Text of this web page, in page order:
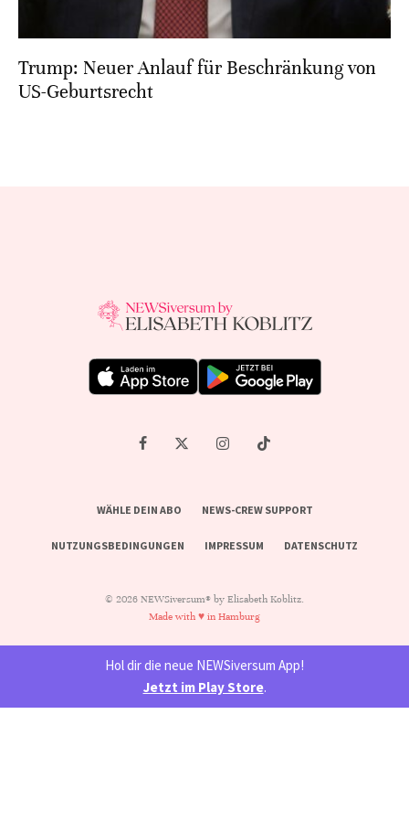
Trump: Neuer Anlauf für Beschränkung von
US-Geburtsrecht
WÄHLE DEIN ABO NEWS-CREW SUPPORT
NUTZUNGSBEDINGUNGEN IMPRESSUM DATENSCHUTZ
© 2026 NEWSiversum® by Elisabeth Koblitz.
Made with ♥ in Hamburg
Hol dir die neue NEWSiversum App!
Jetzt im Play Store.